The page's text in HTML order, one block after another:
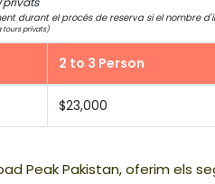
durant el procés de reserva si el nombre
tours privats)
2 to 3 Person
$23,000
Peak Pakistan, oferim els